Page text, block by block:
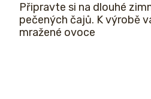
Připravte si na dlouhé
pečených čajů. K výrobě
mražené ovoce